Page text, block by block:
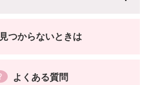
見つからないときは
よくある質問